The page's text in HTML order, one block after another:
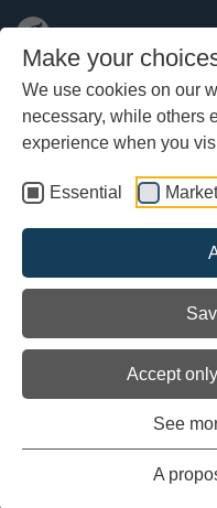
Make your
We use cookies on our
necessary, while others
experience when you
Essential
Accept
See
A
Aller
principal